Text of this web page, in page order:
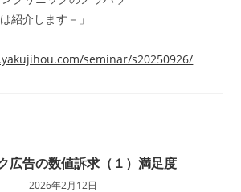
紹介します－」
seminar/s20250926/
広告の数値訴求（１）満足度
2026年2月12日